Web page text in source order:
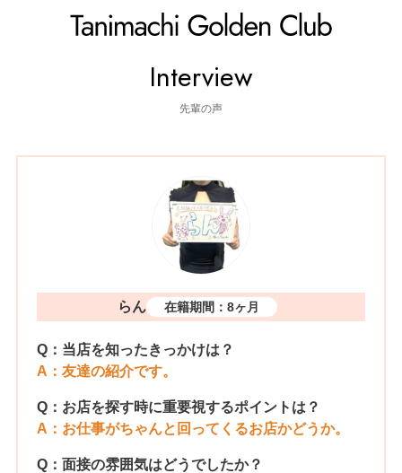
インタビュー
Interview
先輩の声
らん 在籍期間：8ヶ月
Q：当店を知ったきっかけは？
A：友達の紹介です。
Q：お店を探す時に重要視するポイントは？
A：お仕事がちゃんと回ってくるお店かどうか。
Q：面接の雰囲気はどうでしたか？